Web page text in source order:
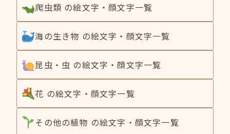
爬虫類 の絵文字・顔文字一覧
海の生き物 の絵文字・顔文字一覧
昆虫・虫 の絵文字・顔文字一覧
花 の絵文字・顔文字一覧
その他の植物 の絵文字・顔文字一覧